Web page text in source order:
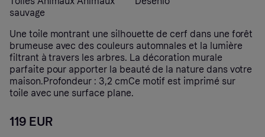
sauvage
Une toile montrant une silhouette de cerf dans une forêt
brumeuse avec des couleurs automnales et la lumière
filtrant à travers les arbres. La décoration murale
parfaite pour apporter la beauté de la nature dans votre
maison.Profondeur : 3,2 cmCe motif est imprimé sur
toile avec une surface plane.
119 EUR